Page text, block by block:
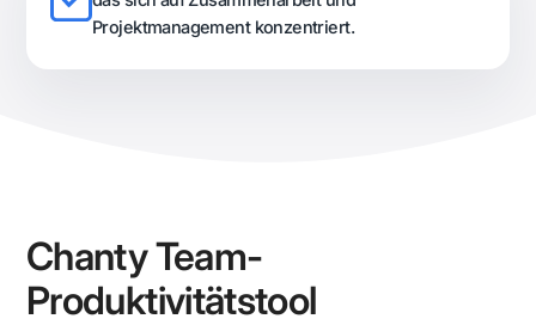
Projektmanagement konzentriert.
Chanty Team-
Produktivitätstool